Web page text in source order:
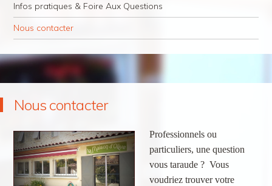
Infos pratiques & Foire Aux Questions
Nous contacter
Nous contacter
Professionnels ou
particuliers, une question
vous taraude ? Vous
voudriez trouver votre